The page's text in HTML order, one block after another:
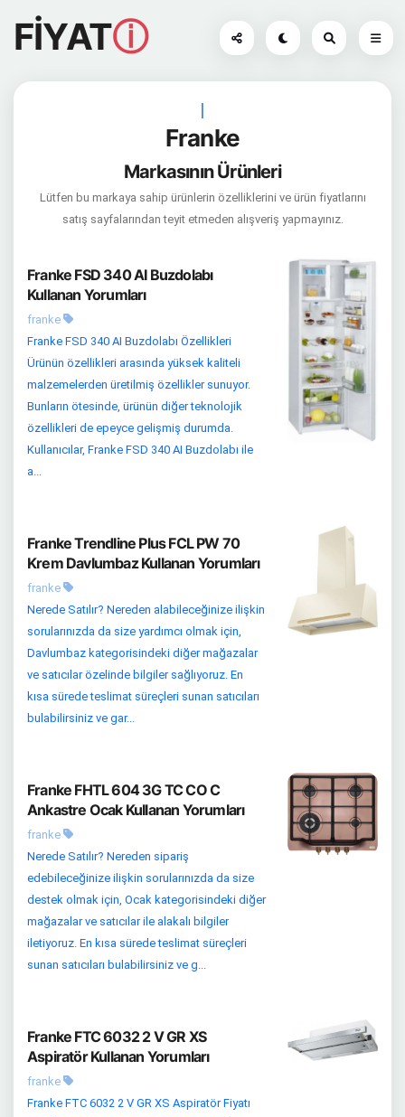
FİYATⓘ
|
Franke
Markasının Ürünleri
Lütfen bu markaya sahip ürünlerin özelliklerini ve ürün fiyatlarını
satış sayfalarından teyit etmeden alışveriş yapmayınız.
Franke FSD 340 AI Buzdolabı
Kullanan Yorumları
franke
Franke FSD 340 AI Buzdolabı Özellikleri
Ürünün özellikleri arasında yüksek kaliteli
malzemelerden üretilmiş özellikler sunuyor.
Bunların ötesinde, ürünün diğer teknolojik
özellikleri de epeyce gelişmiş durumda.
Kullanıcılar, Franke FSD 340 AI Buzdolabı ile
a...
Franke Trendline Plus FCL PW 70
Krem Davlumbaz Kullanan Yorumları
franke
Nerede Satılır? Nereden alabileceğinize ilişkin
sorularınızda da size yardımcı olmak için,
Davlumbaz kategorisindeki diğer mağazalar
ve satıcılar özelinde bilgiler sağlıyoruz. En
kısa sürede teslimat süreçleri sunan satıcıları
bulabilirsiniz ve gar...
Franke FHTL 604 3G TC CO C
Ankastre Ocak Kullanan Yorumları
franke
Nerede Satılır? Nereden sipariş
edebileceğinize ilişkin sorularınızda da size
destek olmak için, Ocak kategorisindeki diğer
mağazalar ve satıcılar ile alakalı bilgiler
iletiyoruz. En kısa sürede teslimat süreçleri
sunan satıcıları bulabilirsiniz ve g...
Franke FTC 6032 2 V GR XS
Aspiratör Kullanan Yorumları
franke
Franke FTC 6032 2 V GR XS Aspiratör Fiyatı